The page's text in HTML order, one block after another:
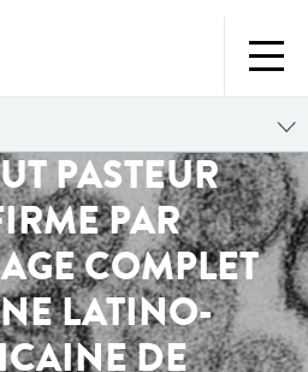
PASTEUR
PAR
COMPLET
LATINO-
DE